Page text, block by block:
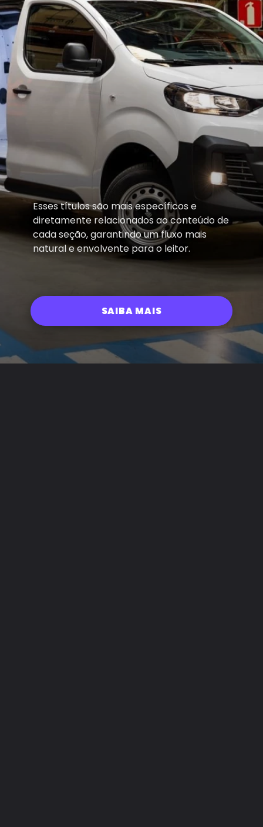
Esses títulos são mais específicos e
diretamente relacionados ao conteúdo de
cada seção, garantindo um fluxo mais
natural e envolvente para o leitor.
SAIBA MAIS